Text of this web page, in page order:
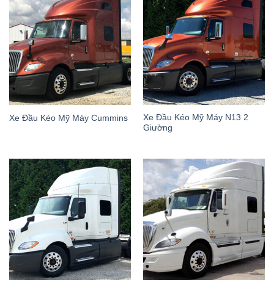
Xe Đầu Kéo Mỹ Máy Cummins
Xe Đầu Kéo Mỹ Máy N13 2
Giường